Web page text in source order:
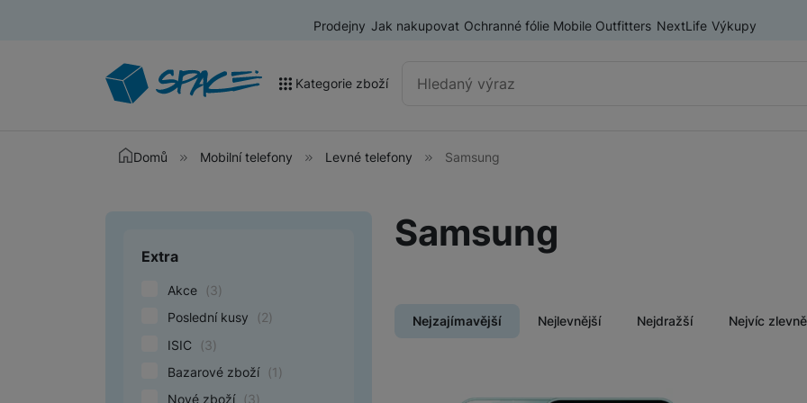
Prodejny Jak nakupovat Ochranné fólie Mobile Outfitters NextLife Výkupy
Vyhledávání
Kategorie zboží
Akce a výprodej
Samsung
Televize
Audio
Domácí spotřebiče
Tablety
Domů Mobilní telefony Levné telefony Samsung
Samsung
Nejzajímavější Nejlevnější Nejdražší Nejvíc
Upřesnit parametry
Extra
Akce (3)
Poslední kusy
(2)
ISIC
(3)
Bazarové zboží (1 )
Nové zboží (3) Produkty